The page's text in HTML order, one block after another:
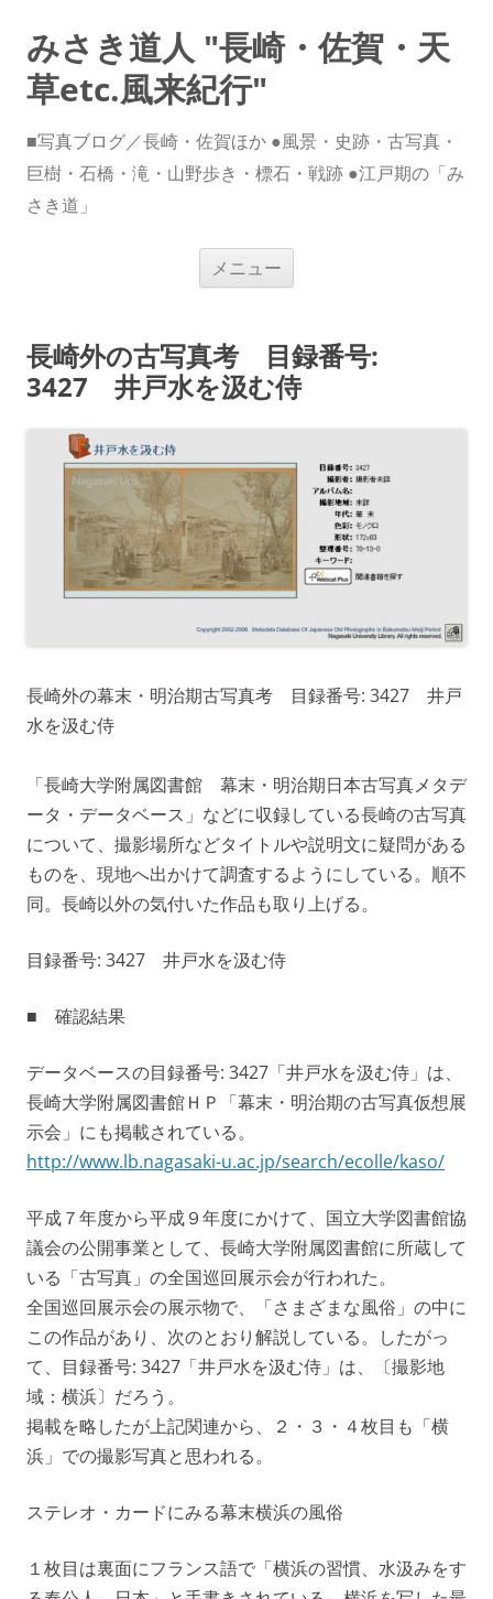
みさき道人 "長崎・佐賀・天
草etc.風来紀行"
■写真ブログ／長崎・佐賀ほか ●風景・史跡・古写真・
巨樹・石橋・滝・山野歩き・標石・戦跡 ●江戸期の「み
さき道」
メニュー
ス
キ
ッ
プ
長崎外の古写真考 目録番号:
3427 井戸水を汲む侍
長崎外の幕末・明治期古写真考 目録番号: 3427 井戸
水を汲む侍
「長崎大学附属図書館 幕末・明治期日本古写真メタデ
ータ・データベース」などに収録している長崎の古写真
について、撮影場所などタイトルや説明文に疑問がある
ものを、現地へ出かけて調査するようにしている。順不
同。長崎以外の気付いた作品も取り上げる。
目録番号: 3427 井戸水を汲む侍
■ 確認結果
データベースの目録番号: 3427「井戸水を汲む侍」は、
長崎大学附属図書館ＨＰ「幕末・明治期の古写真仮想展
示会」にも掲載されている。
http://www.lb.nagasaki-u.ac.jp/search/ecolle/kaso/
平成７年度から平成９年度にかけて、国立大学図書館協
議会の公開事業として、長崎大学附属図書館に所蔵して
いる「古写真」の全国巡回展示会が行われた。
全国巡回展示会の展示物で、「さまざまな風俗」の中に
この作品があり、次のとおり解説している。したがっ
て、目録番号: 3427「井戸水を汲む侍」は、〔撮影地
域：横浜〕だろう。
掲載を略したが上記関連から、２・３・４枚目も「横
浜」での撮影写真と思われる。
ステレオ・カードにみる幕末横浜の風俗
１枚目は裏面にフランス語で「横浜の習慣、水汲みをす